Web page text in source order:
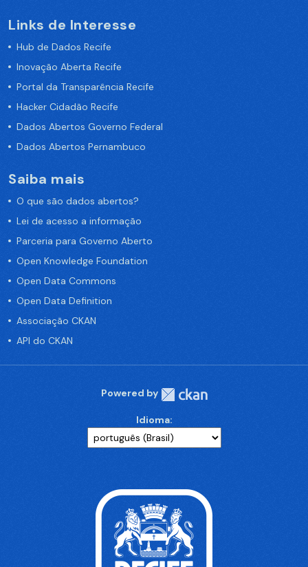
Links de Interesse
Hub de Dados Recife
Inovação Aberta Recife
Portal da Transparência Recife
Hacker Cidadão Recife
Dados Abertos Governo Federal
Dados Abertos Pernambuco
Saiba mais
O que são dados abertos?
Lei de acesso a informação
Parceria para Governo Aberto
Open Knowledge Foundation
Open Data Commons
Open Data Definition
Associação CKAN
API do CKAN
Powered by
Idioma